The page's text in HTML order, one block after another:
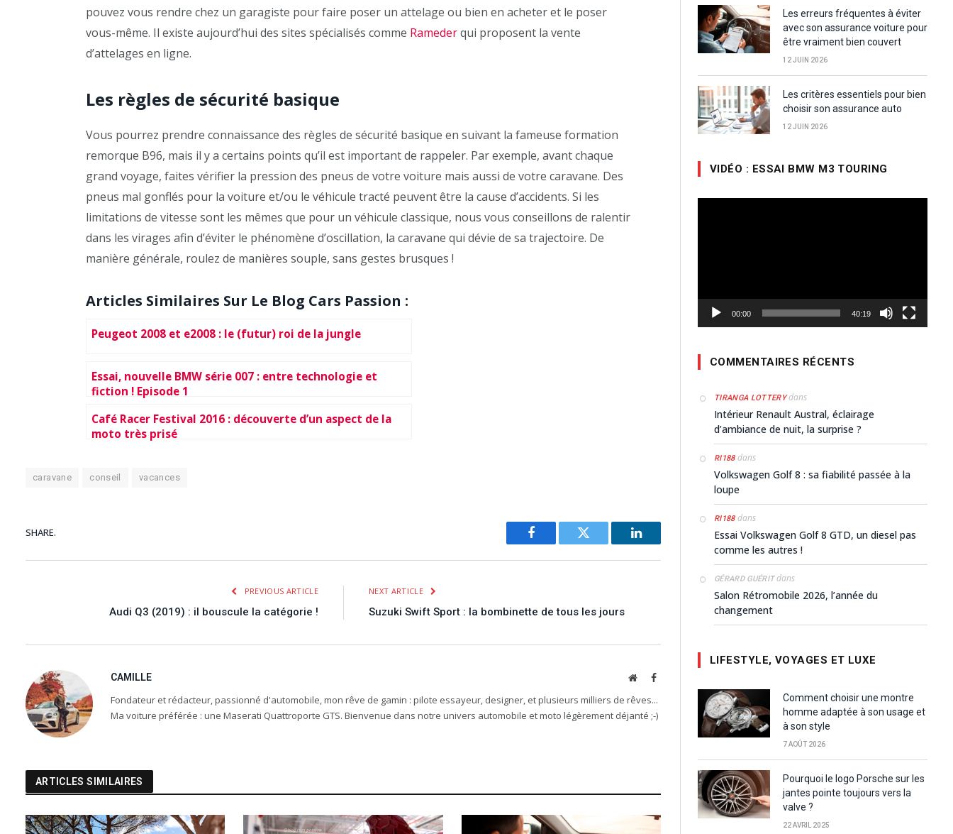
pouvez vous rendre chez un garagiste pour faire poser un attelage ou bien en acheter et le poser
vous-même. Il existe aujourd’hui des sites spécialisés comme Ramederqui proposent la vente
d’attelages en ligne.
Les règles de sécurité basique
Vous pourrez prendre connaissance des règles de sécurité basique en suivant la fameuse formation
remorque B96, mais il y a certains points qu’il est important de rappeler. Par exemple, avant chaque
grand voyage, faites vérifier la pression des pneus de votre voiture mais aussi de votre caravane. Des
pneus mal gonflés pour la voiture et/ou le véhicule tracté peuvent être la cause d’accidents. Si les
limitations de vitesse sont les mêmes que pour un véhicule classique, nous vous conseillons de ralentir
dans les virages afin d’éviter le phénomène d’oscillation, la caravane qui dévie de sa trajectoire. De
manière générale, roulez de manières souple, sans gestes brusques !
Articles Similaires Sur Le Blog Cars Passion :
Peugeot 2008 et e2008 : le (futur) roi de la jungle
Essai, nouvelle BMW série 007 : entre technologie et
fiction ! Episode 1
Café Racer Festival 2016 : découverte d’un aspect de la
moto très prisé
caravane conseil vacances
SHARE.
Facebook Twitter LinkedIn
PREVIOUS ARTICLE
Audi Q3 (2019) : il bouscule la catégorie !
NEXT ARTICLE
Suzuki Swift Sport : la bombinette de tous les jours
CAMILLE WebsiteFacebook
Fondateur et rédacteur, passionné d'automobile, mon rêve de gamin : pilote essayeur, designer, et plusieurs milliers de rêves...
Ma voiture préférée : une Maserati Quattroporte GTS. Bienvenue dans notre univers automobile et moto légèrement déjanté ;-)
ARTICLES SIMILAIRES
Les erreurs fréquentes à éviter
avec son assurance voiture pour
être vraiment bien couvert
12 JUIN 2026
Les critères essentiels pour bien
choisir son assurance auto
12 JUIN 2026
VIDÉO : ESSAI BMW M3 TOURING
00:00 40:19
COMMENTAIRES RÉCENTS
TIRANGA LOTTERYdans
Intérieur Renault Austral, éclairage
d’ambiance de nuit, la surprise ?
RI188dans
Volkswagen Golf 8 : sa fiabilité passée à la
loupe
RI188dans
Essai Volkswagen Golf 8 GTD, un diesel pas
comme les autres !
GÉRARD GUÉRITdans
Salon Rétromobile 2026, l’année du
changement
LIFESTYLE, VOYAGES ET LUXE
Comment choisir une montre
homme adaptée à son usage et
à son style
7 AOÛT 2026
Pourquoi le logo Porsche sur les
jantes pointe toujours vers la
valve ?
22 AVRIL 2025